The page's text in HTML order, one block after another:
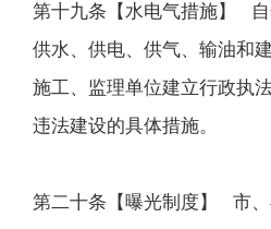
第十九条【水电气措施】
供水、供电、供气、输油和
施工、监理单位建立行政执
违法建设的具体措施。
第二十条【曝光制度】 市